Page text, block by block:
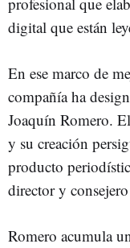
digital que están
En ese marco de
compañía ha
Joaquín Romero.
y su creación
producto
director y
Romero acumula